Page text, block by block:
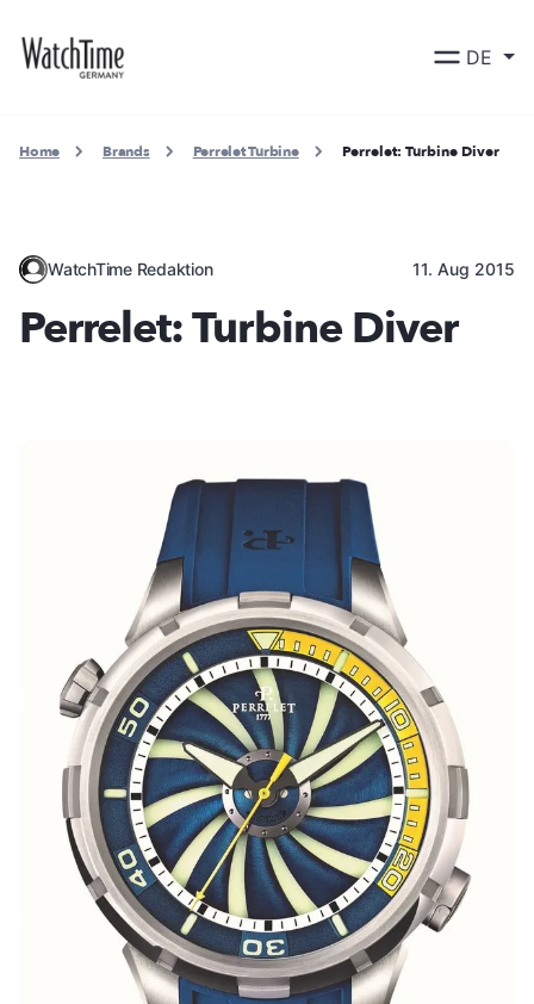
DE
Home Brands Perrelet Turbine Perrelet: Turbine Diver
WatchTime Redaktion 11. Aug 2015
Perrelet: Turbine Diver